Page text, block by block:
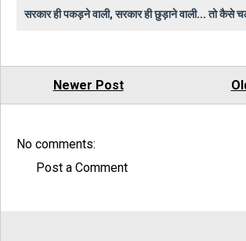
सरकार ही पकड़ने वाली, सरकार ही छुड़ाने वाली... तो कैसे
Newer Post
No comments:
Post a Comment